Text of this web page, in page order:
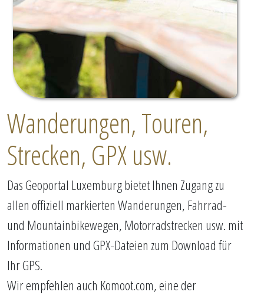
Wanderungen, Touren,
Strecken, GPX usw.
Das Geoportal Luxemburg bietet Ihnen Zugang zu
allen offiziell markierten Wanderungen, Fahrrad-
und Mountainbikewegen, Motorradstrecken usw. mit
Informationen und GPX-Dateien zum Download für
Ihr GPS.
Wir empfehlen auch Komoot.com, eine der